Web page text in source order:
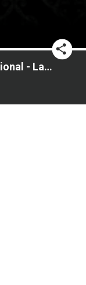
Memória Institucional - Lançamento do novo site da Biblioteca - 2001